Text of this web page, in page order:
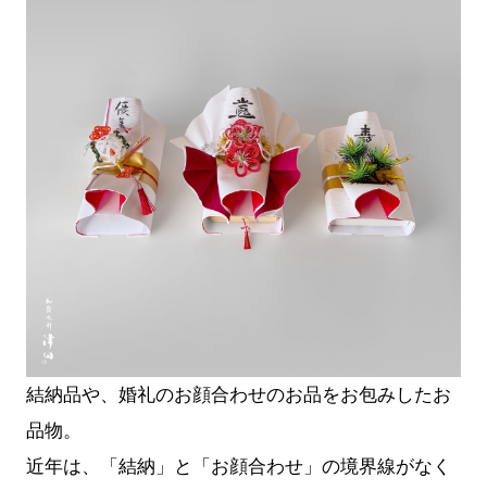
結納品や、婚礼のお顔合わせのお品をお包みしたお
品物。
近年は、「結納」と「お顔合わせ」の境界線がなく